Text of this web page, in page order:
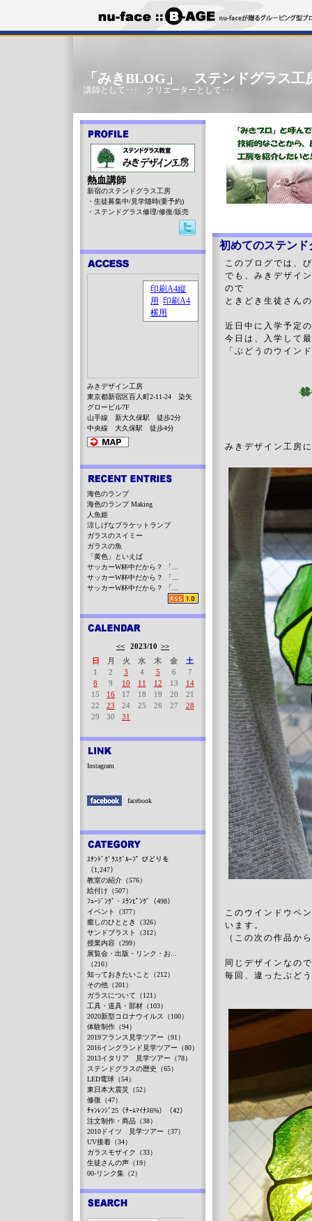
「みきBLOG」 ステンドグラス工
講師として･･･ クリエーターとして･･･
初めてのステン
このブログでは、
でも、みきデザイ
ので
ときどき生徒さん
近日中に入学予定
今日は、入学して
「ぶどうのウイン
みきデザイン工房
このウインドウペ
います。
（この次の作品か
同じデザインなの
毎回、違ったぶど
熱血講師
新宿のステンドグラス工房
・生徒募集中/見学随時(要予約)
・ステンドグラス修理/修復/販売
みきデザイン工房
東京都新宿区百人町2-11-24 染矢
グロービル7F
山手線 新大久保駅 徒歩2分
中央線 大久保駅 徒歩4分
海色のランプ
海色のランプ Making
人魚姫
涼しげなブラケットランプ
ガラスのスイミー
ガラスの魚
「黄色」といえば
サッカーW杯中だから？ 「...
サッカーW杯中だから？ 「...
サッカーW杯中だから？ 「...
<< 2023/10 >>
日
月 火 水 木 金
土
1
2 3 4 5 6
7
8
9 10 11 12 13
14
15
16 17 18 19 20
21
22
23 24 25 26 27
28
29
30 31
Instagram
facebook
ｽﾃﾝﾄﾞｸﾞﾗｽｸﾞﾙｰﾌﾟ びどりを
（1,247）
教室の紹介（576）
絵付け（507）
ﾌｭｰｼﾞﾝｸﾞ・ｽﾗﾝﾋﾟﾝｸﾞ（498）
イベント（377）
癒しのひととき（326）
サンドブラスト（312）
授業内容（299）
展覧会・出版・リンク・お...
（216）
知っておきたいこと（212）
その他（201）
ガラスについて（121）
工具・道具・部材（103）
2020新型コロナウイルス（100）
体験制作（94）
2019フランス見学ツアー（91）
2016イングランド見学ツアー（80）
2013イタリア 見学ツアー（78）
ステンドグラスの歴史（65）
LED電球（54）
東日本大震災（52）
修復（47）
ﾁｬﾝﾚﾝｼﾞ25（ﾁｰﾑﾏｲﾅｽ6%）（42）
注文制作・商品（38）
2010ドイツ 見学ツアー（37）
UV接着（34）
ガラスモザイク（33）
生徒さんの声（19）
00-リンク集（2）